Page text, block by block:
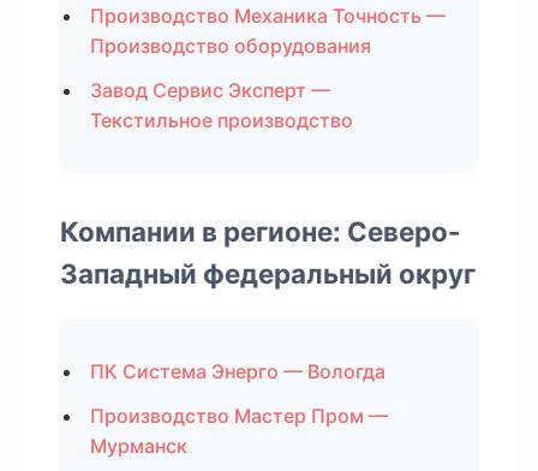
Производство Механика Точность —
Производство оборудования
Завод Сервис Эксперт —
Текстильное производство
Компании в регионе: Северо-
Западный федеральный округ
ПК Система Энерго — Вологда
Производство Мастер Пром —
Мурманск